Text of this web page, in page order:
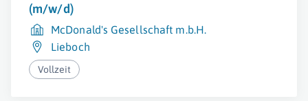
(m/w/d)
McDonald's Gesellschaft m.b.H.
Lieboch
Vollzeit